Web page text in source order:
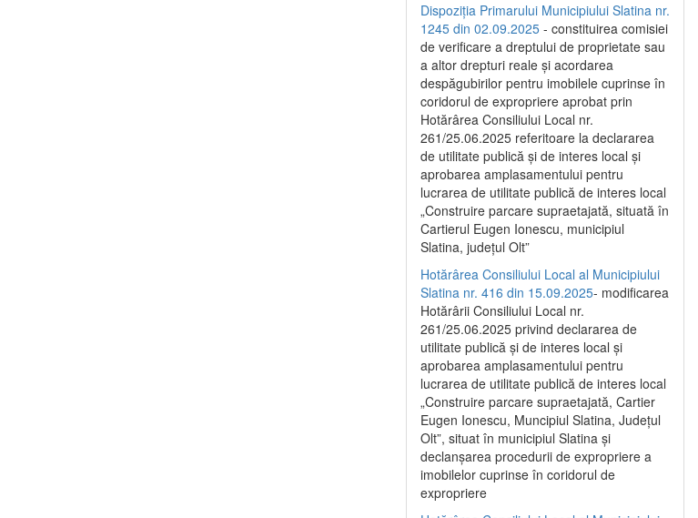
Dispoziția Primarului Municipiului Slatina nr.
1245 din 02.09.2025 - constituirea comisiei
de verificare a dreptului de proprietate sau
a altor drepturi reale și acordarea
despăgubirilor pentru imobilele cuprinse în
coridorul de expropriere aprobat prin
Hotărârea Consiliului Local nr.
261/25.06.2025 referitoare la declararea
de utilitate publică și de interes local și
aprobarea amplasamentului pentru
lucrarea de utilitate publică de interes local
„Construire parcare supraetajată, situată în
Cartierul Eugen Ionescu, municipiul
Slatina, județul Olt”
Hotărârea Consiliului Local al Municipiului
Slatina nr. 416 din 15.09.2025- modificarea
Hotărârii Consiliului Local nr.
261/25.06.2025 privind declararea de
utilitate publică și de interes local și
aprobarea amplasamentului pentru
lucrarea de utilitate publică de interes local
„Construire parcare supraetajată, Cartier
Eugen Ionescu, Muncipiul Slatina, Județul
Olt”, situat în municipiul Slatina și
declanșarea procedurii de expropriere a
imobilelor cuprinse în coridorul de
expropriere